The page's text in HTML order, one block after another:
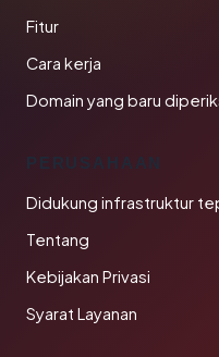
Fitur
Cara kerja
Domain yang baru
PERUSAHAAN
Didukung infrastruktur
Tentang
Kebijakan Privasi
Syarat Layanan